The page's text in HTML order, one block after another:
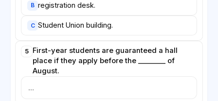
B registration desk.
C Student Union building.
5
First-year students are guaranteed a hall
place if they apply before the ________ of
August.